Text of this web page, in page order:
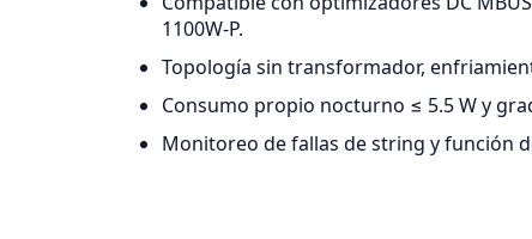
1100W-P.
Topología sin transformador,
Consumo propio nocturno ≤ 5.5 W y
Monitoreo de fallas de string y función